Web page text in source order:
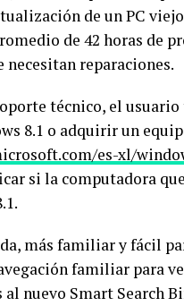
de un PC
de 42 horas de
necesitan reparaciones.
técnico, el usuario
8.1 o adquirir un
es-xl/
si la computadora
más familiar y fácil
familiar para
nuevo Smart Search